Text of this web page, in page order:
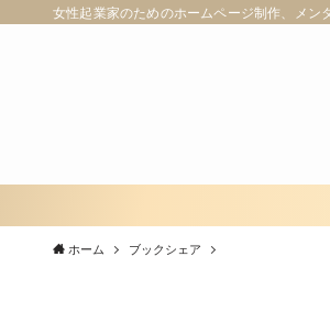
女性起業家のためのホームページ制作、メン
ホーム ブックシェア